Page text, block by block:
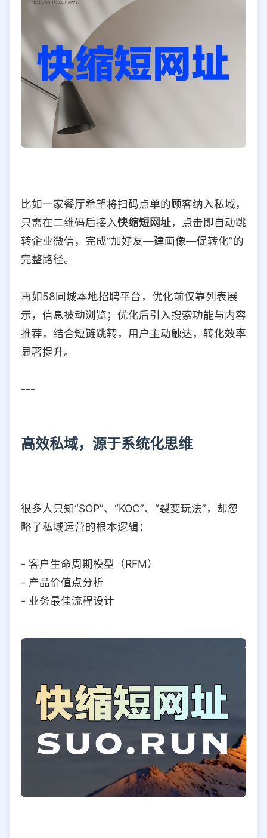
比如一家餐厅希望将扫码点单的顾客纳入私域，
只需在二维码后接入快缩短网址，点击即自动跳
转企业微信，完成“加好友—建画像—促转化”的
完整路径。
再如58同城本地招聘平台，优化前仅靠列表展
示，信息被动浏览；优化后引入搜索功能与内容
推荐，结合短链跳转，用户主动触达，转化效率
显著提升。
---
高效私域，源于系统化思维
很多人只知“SOP”、“KOC”、“裂变玩法”，却忽
略了私域运营的根本逻辑：
- 客户生命周期模型（RFM）
- 产品价值点分析
- 业务最佳流程设计